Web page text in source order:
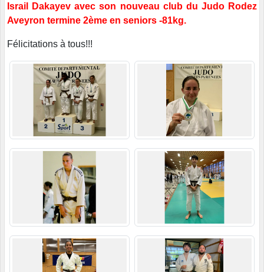
Israil Dakayev avec son nouveau club du Judo Rodez
Aveyron termine 2ème en seniors -81kg.
Félicitations à tous!!!